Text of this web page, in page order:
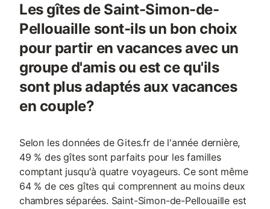
Les gîtes de Saint-Simon-de-
Pellouaille sont-ils un bon choix
pour partir en vacances avec un
groupe d'amis ou est ce qu'ils
sont plus adaptés aux vacances
en couple?
Selon les données de Gites.fr de l'année dernière,
49 % des gîtes sont parfaits pour les familles
comptant jusqu'à quatre voyageurs. Ce sont même
64 % de ces gîtes qui comprennent au moins deux
chambres séparées. Saint-Simon-de-Pellouaille est